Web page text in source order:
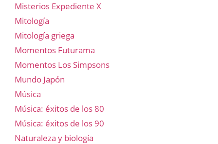
Misterios Expediente X
Mitología
Mitología griega
Momentos Futurama
Momentos Los Simpsons
Mundo Japón
Música
Música: éxitos de los 80
Música: éxitos de los 90
Naturaleza y biología